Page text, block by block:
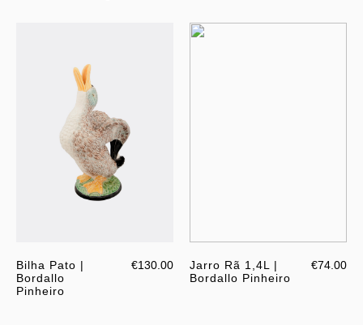
Bilha Pato |
Bordallo
Pinheiro
€130.00
Jarro Rã 1,4L |
Bordallo Pinheiro
€74.00